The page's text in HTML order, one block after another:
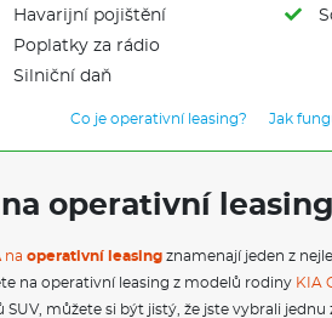
Havarijní pojištění
Poplatky za rádio
Silniční daň
Co je operativní leasing? Jak
na operativní leasing
na operativní leasing znamenají jeden z
na operativní leasing z modelů rodiny KIA
SUV, můžete si být jistý, že jste vybrali